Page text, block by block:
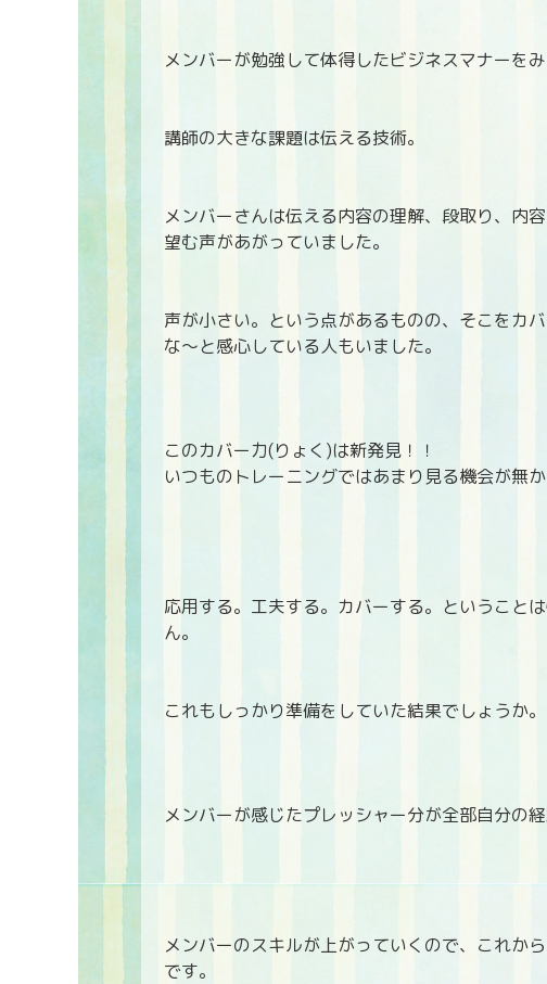
メンバーが勉強して体得したビジネスマナーを
講師の大きな課題は伝える技術。
メンバーさんは伝える内容の理解、段取り、内
望む声があがっていました。
声が小さい。という点があるものの、そこをカ
な～と感心している人もいました。
このカバー力(りょく)は新発見！！
いつものトレーニングではあまり見る機会が無
応用する。工夫する。カバーする。ということ
ん。
これもしっかり準備をしていた結果でしょうか。
メンバーが感じたプレッシャー分が全部自分の
メンバーのスキルが上がっていくので、これか
です。